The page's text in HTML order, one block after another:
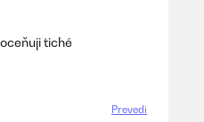
tiché
Prevedi